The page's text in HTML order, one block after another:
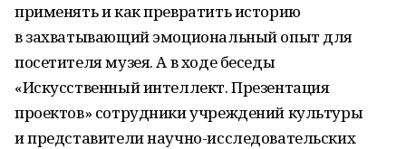
применять и как превратить историю
в захватывающий эмоциональный опыт для
посетителя музея. А в ходе беседы
«Искусственный интеллект. Презентация
проектов» сотрудники учреждений культуры
и представители научно-исследовательских